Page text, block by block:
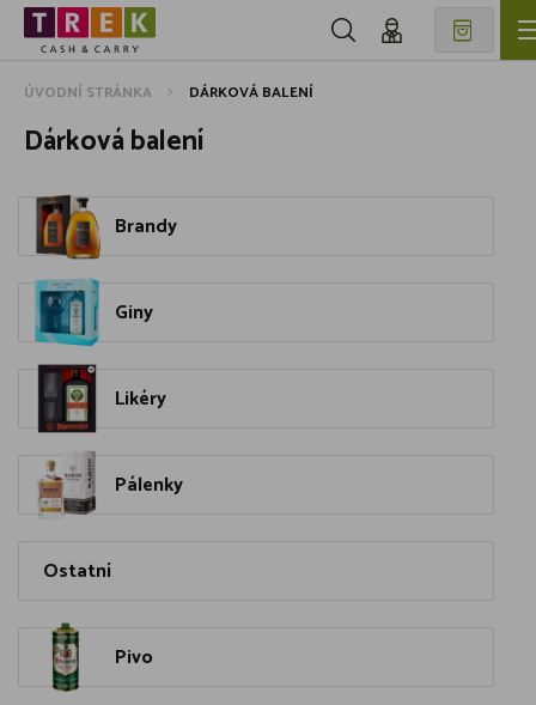
ÚVODNÍ STRÁNKA DÁRKOVÁ BALENÍ
Dárková balení
Brandy
Giny
Likéry
Pálenky
Ostatní
Pivo